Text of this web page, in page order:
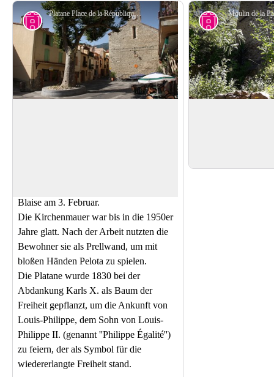
Platane Place de la République - elcoste
Blaise am 3. Februar.
Die Kirchenmauer war bis in die 1950er
Jahre glatt. Nach der Arbeit nutzten die
Bewohner sie als Prellwand, um mit
bloßen Händen Pelota zu spielen.
Die Platane wurde 1830 bei der
Abdankung Karls X. als Baum der
Freiheit gepflanzt, um die Ankunft von
Louis-Philippe, dem Sohn von Louis-
Philippe II. (genannt ''Philippe Égalité'')
zu feiern, der als Symbol für die
wiedererlangte Freiheit stand.
Moulin de la